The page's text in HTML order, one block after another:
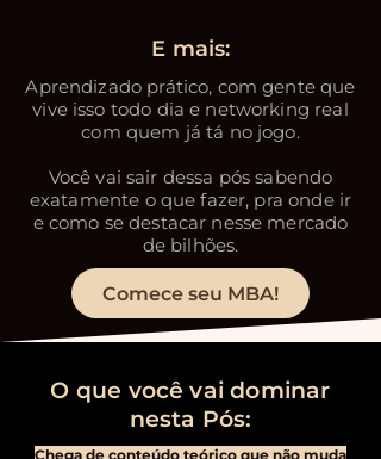
E mais:
Aprendizado prático, com gente que
vive isso todo dia e networking real
com quem já tá no jogo.
Você vai sair dessa pós sabendo
exatamente o que fazer, pra onde ir
e como se destacar nesse mercado
de bilhões.
Comece seu MBA!
O que você vai dominar
nesta Pós:
Chega de conteúdo teórico que não muda